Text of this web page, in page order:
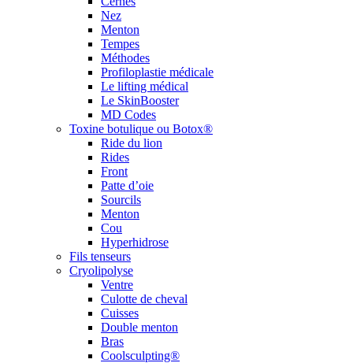
Nez
Menton
Tempes
Méthodes
Profiloplastie médicale
Le lifting médical
Le SkinBooster
MD Codes
Toxine botulique ou Botox®
Ride du lion
Rides
Front
Patte d’oie
Sourcils
Menton
Cou
Hyperhidrose
Fils tenseurs
Cryolipolyse
Ventre
Culotte de cheval
Cuisses
Double menton
Bras
Coolsculpting®